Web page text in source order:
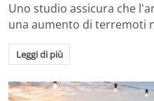
Uno studio assicura che
una aumento di terremoti
Leggi di più